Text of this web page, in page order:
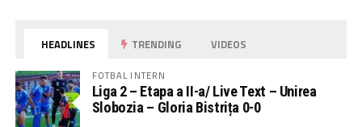
HEADLINES TRENDING VIDEOS
FOTBAL INTERN
Liga 2 – Etapa a II-a/ Live Text – Unirea
Slobozia – Gloria Bistrița 0-0